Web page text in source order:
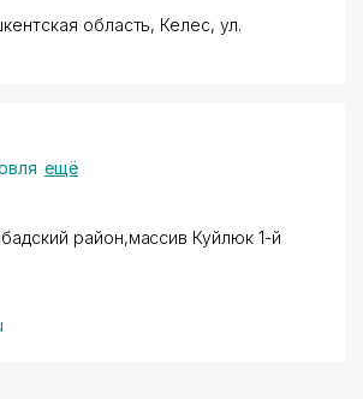
область, Келес, ул.
ещё
район,массив Куйлюк 1-й